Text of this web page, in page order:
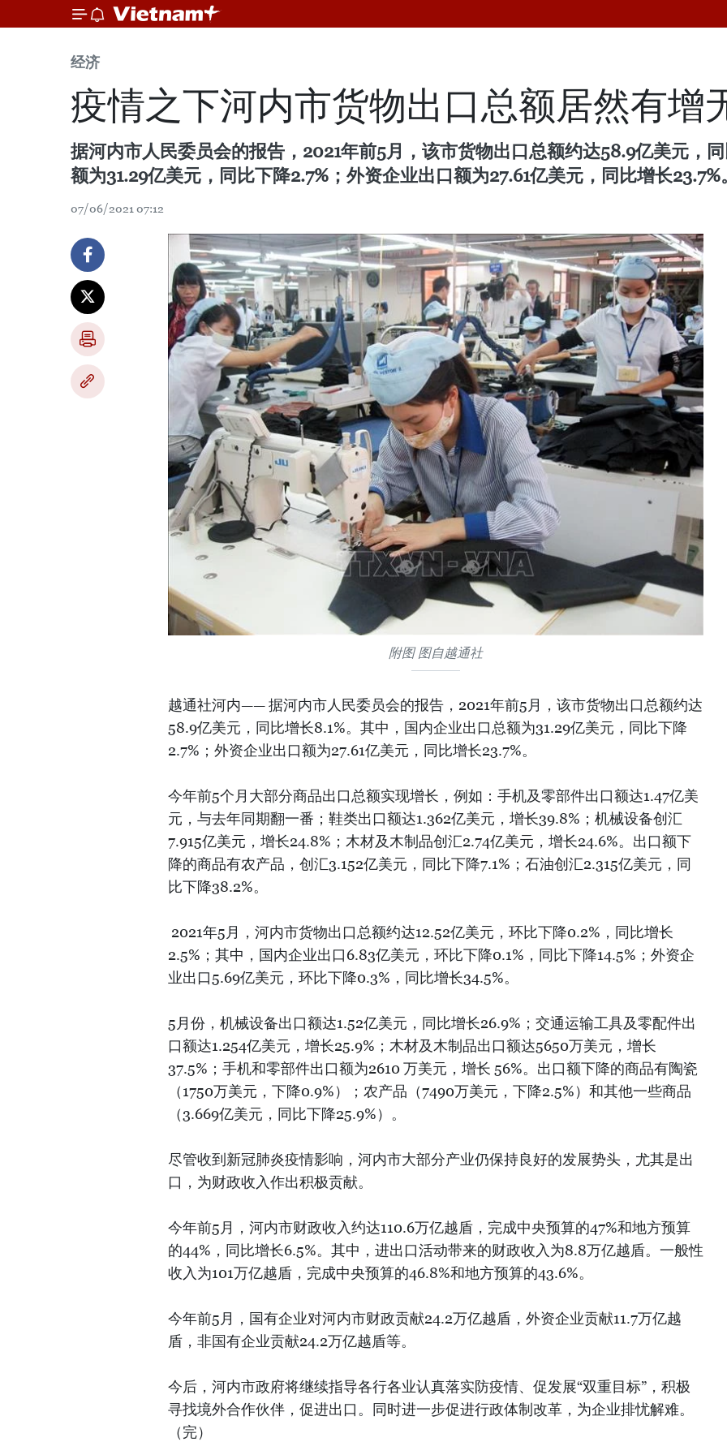
经济
疫情之下河内市货物出口总额居然有增
据河内市人民委员会的报告，2021年前5月，该市货物出口总额约达58.9亿美元，
额为31.29亿美元，同比下降2.7%；外资企业出口额为27.61亿美元，同比增长23.7%
07/06/2021 07:12
附图 图自越通社
越通社河内—— 据河内市人民委员会的报告，2021年前5月，该市货物出口总额约达
58.9亿美元，同比增长8.1%。其中，国内企业出口总额为31.29亿美元，同比下降
2.7%；外资企业出口额为27.61亿美元，同比增长23.7%。
今年前5个月大部分商品出口总额实现增长，例如：手机及零部件出口额达1.47亿美
元，与去年同期翻一番；鞋类出口额达1.362亿美元，增长39.8%；机械设备创汇
7.915亿美元，增长24.8%；木材及木制品创汇2.74亿美元，增长24.6%。出口额下
降的商品有农产品，创汇3.152亿美元，同比下降7.1%；石油创汇2.315亿美元，同
比下降38.2%。
2021年5月，河内市货物出口总额约达12.52亿美元，环比下降0.2%，同比增长
2.5%；其中，国内企业出口6.83亿美元，环比下降0.1%，同比下降14.5%；外资企
业出口5.69亿美元，环比下降0.3%，同比增长34.5%。
5月份，机械设备出口额达1.52亿美元，同比增长26.9%；交通运输工具及零配件出
口额达1.254亿美元，增长25.9%；木材及木制品出口额达5650万美元，增长
37.5%；手机和零部件出口额为2610 万美元，增长 56%。出口额下降的商品有陶瓷
（1750万美元，下降0.9%）；农产品（7490万美元，下降2.5%）和其他一些商品
（3.669亿美元，同比下降25.9%）。
尽管收到新冠肺炎疫情影响，河内市大部分产业仍保持良好的发展势头，尤其是出
口，为财政收入作出积极贡献。
今年前5月，河内市财政收入约达110.6万亿越盾，完成中央预算的47%和地方预算
的44%，同比增长6.5%。其中，进出口活动带来的财政收入为8.8万亿越盾。一般性
收入为101万亿越盾，完成中央预算的46.8%和地方预算的43.6%。
今年前5月，国有企业对河内市财政贡献24.2万亿越盾，外资企业贡献11.7万亿越
盾，非国有企业贡献24.2万亿越盾等。
今后，河内市政府将继续指导各行各业认真落实防疫情、促发展“双重目标”，积极
寻找境外合作伙伴，促进出口。同时进一步促进行政体制改革，为企业排忧解难。
（完）